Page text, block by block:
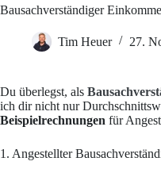
Bausachverständiger
Tim Heuer 27.
Du überlegst, als
ich dir nicht nur
Beispielrechnungen für
1. Angestellter